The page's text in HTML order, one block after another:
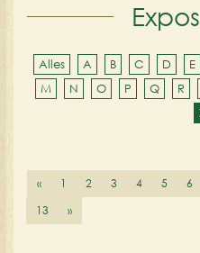
Alles A B C D E
M
N O P Q R
« 1 2 3 4 5 6
13
»